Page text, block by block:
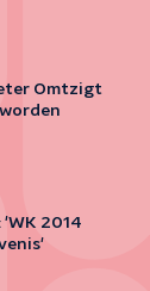
Omtzigt
2014